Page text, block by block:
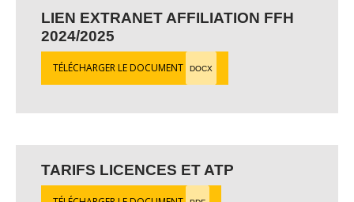
LIEN EXTRANET AFFILIATION FFH
2024/2025
TÉLÉCHARGER LE DOCUMENT DOCX
TARIFS LICENCES ET ATP